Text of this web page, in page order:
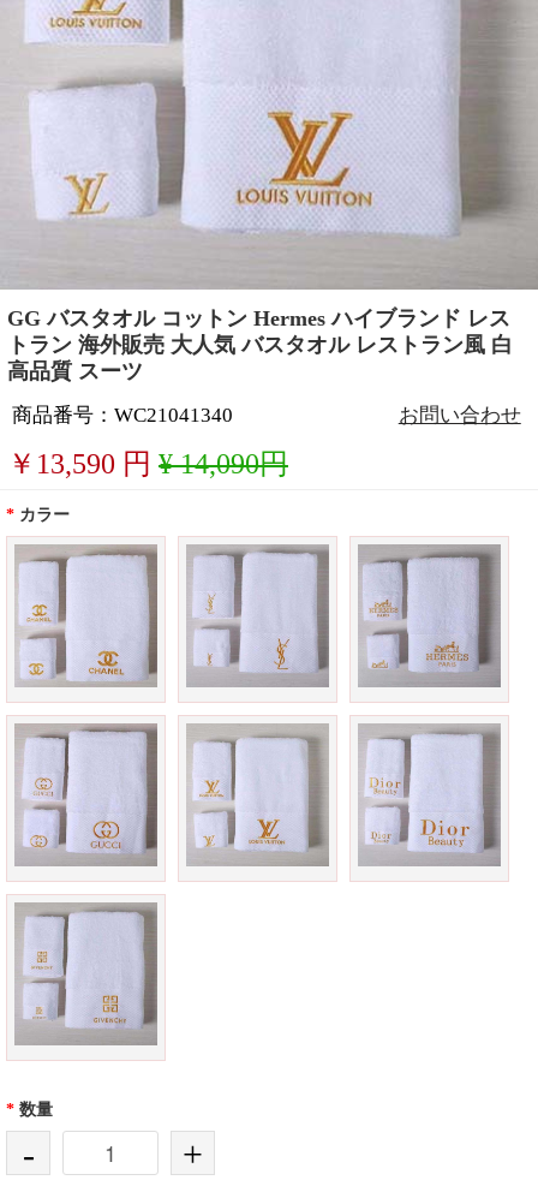
GG バスタオル コットン Hermes ハイブランド レス
トラン 海外販売 大人気 バスタオル レストラン風 白
高品質 スーツ
商品番号：WC21041340 お問い合わせ
￥ 13,590 円 ¥ 14,090円
* カラー
* 数量
- +